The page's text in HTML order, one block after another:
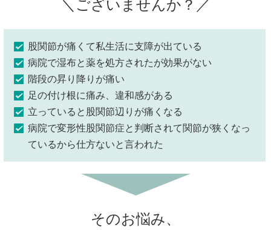
＼ございませんか？／
股関節が痛くて私生活に支障が出ている
病院で湿布と薬を処方されたが効果がない
階段の昇り降りが痛い
足の付け根に痛み、違和感がある
立っていると股関節辺りが痛くなる
病院で変形性股関節症と判断されて関節が狭くなっ
ているから仕方ないと言われた
そのお悩み、